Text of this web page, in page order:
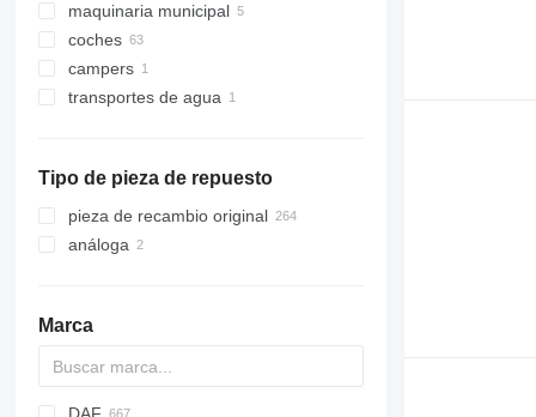
maquinaria municipal
vehículos municipales
camiones de basura
coches
campers
transportes de agua
Tipo de pieza de repuesto
pieza de recambio original
análoga
Marca